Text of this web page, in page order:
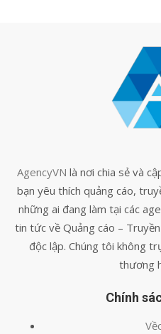
AgencyVN là nơi chia sẻ và
bạn yêu thích quảng cáo,
những ai đang làm tại các
tin tức về Quảng cáo –
độc lập. Chúng tôi không
thương
Chính